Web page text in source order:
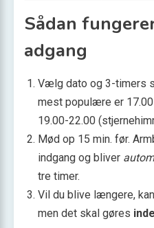
Sådan
adgang
Vælg dato og 3-timers
mest populære er
19.00-22.00
Mød op 15 min. før.
indgang og bliver
tre timer.
Vil du blive længere,
men det skal gøres